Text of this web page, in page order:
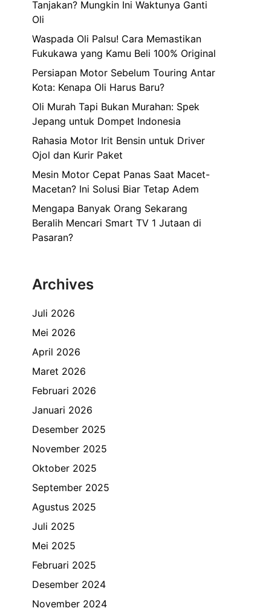
Tanjakan? Mungkin Ini Waktunya Ganti
Oli
Waspada Oli Palsu! Cara Memastikan
Fukukawa yang Kamu Beli 100% Original
Persiapan Motor Sebelum Touring Antar
Kota: Kenapa Oli Harus Baru?
Oli Murah Tapi Bukan Murahan: Spek
Jepang untuk Dompet Indonesia
Rahasia Motor Irit Bensin untuk Driver
Ojol dan Kurir Paket
Mesin Motor Cepat Panas Saat Macet-
Macetan? Ini Solusi Biar Tetap Adem
Mengapa Banyak Orang Sekarang
Beralih Mencari Smart TV 1 Jutaan di
Pasaran?
Archives
Juli 2026
Mei 2026
April 2026
Maret 2026
Februari 2026
Januari 2026
Desember 2025
November 2025
Oktober 2025
September 2025
Agustus 2025
Juli 2025
Mei 2025
Februari 2025
Desember 2024
November 2024